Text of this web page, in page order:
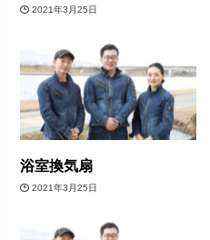
2021年3月25日
浴室換気扇
2021年3月25日